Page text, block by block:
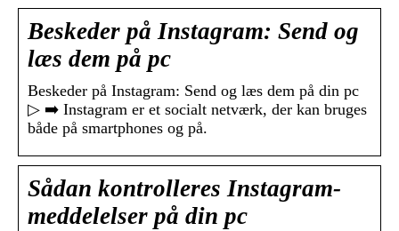
Beskeder på Instagram: Send og
læs dem på pc
Beskeder på Instagram: Send og læs dem på din pc
▷ ➡️ Instagram er et socialt netværk, der kan bruges
både på smartphones og på.
Sådan kontrolleres Instagram-
meddelelser på din pc